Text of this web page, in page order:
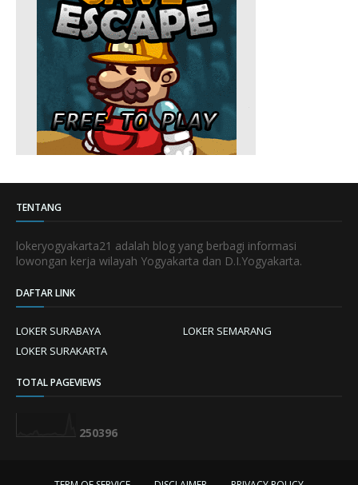
TENTANG
lokeryogyakarta21 adalah blog yang berbagi informasi
lowongan kerja wilayah Yogyakarta dan D.I.Yogyakarta.
DAFTAR LINK
LOKER SURABAYA
LOKER SEMARANG
LOKER SURAKARTA
TOTAL PAGEVIEWS
250396